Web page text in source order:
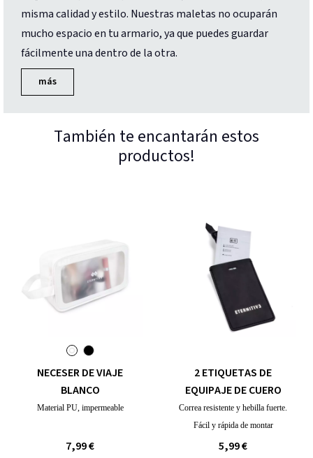
misma calidad y estilo. Nuestras maletas no ocuparán
mucho espacio en tu armario, ya que puedes guardar
fácilmente una dentro de la otra.
más
También te encantarán estos
productos!
NECESER DE VIAJE
BLANCO
Material PU, impermeable
7,99 €
2 ETIQUETAS DE
EQUIPAJE DE CUERO
Correa resistente y hebilla fuerte.
Fácil y rápida de montar
5,99 €